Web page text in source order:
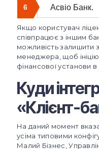
6 Асвіо Банк.
Якщо користувач
співпрацює з іншим
можливість залишити
менеджера, щоб
фінансової установи в
Куди
«Клієнт-
На даний момент
усіма типовими
Малий Бізнес,